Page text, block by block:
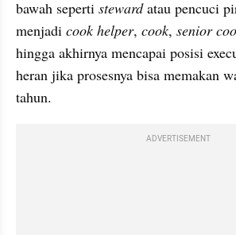
bawah seperti steward atau pencuci
menjadi cook helper, cook, senior
hingga akhirnya mencapai posisi
heran jika prosesnya bisa memakan
tahun.
ADVERTISEMENT